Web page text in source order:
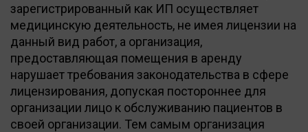
зарегистрированный как ИП осуществляет
медицинскую деятельность, не имея лицензии на
данный вид работ, а организация,
предоставляющая помещения в аренду
нарушает требования законодательства в сфере
лицензирования, допуская постороннее для
организации лицо к обслуживанию пациентов в
своей организации. Тем самым организация